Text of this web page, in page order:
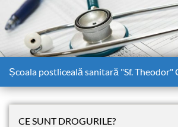
Școala postliceală sanitară "Sf. Theodor"
CE SUNT DROGURILE?